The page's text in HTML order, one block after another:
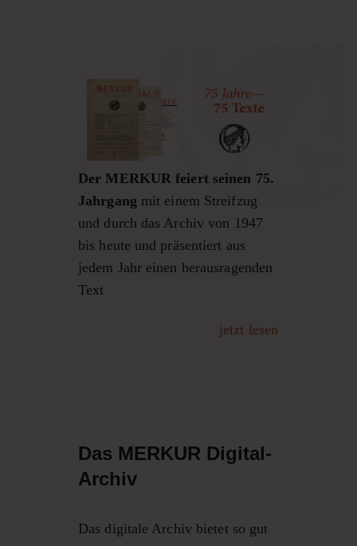
Der MERKUR feiert seinen 75.
Jahrgang mit einem Streifzug
und durch das Archiv von 1947
bis heute und präsentiert aus
jedem Jahr einen herausragenden
Text
jetzt lesen
Das MERKUR Digital-
Archiv
Das digitale Archiv bietet so gut